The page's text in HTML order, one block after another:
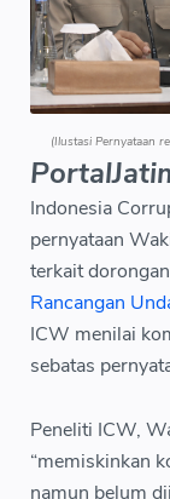
(Ilustasi Pernyataan
Indonesia
pernyataan
terkait
Rancangan
ICW menilai
sebatas
Peneliti ICW,
“memiskinkan
namun belum